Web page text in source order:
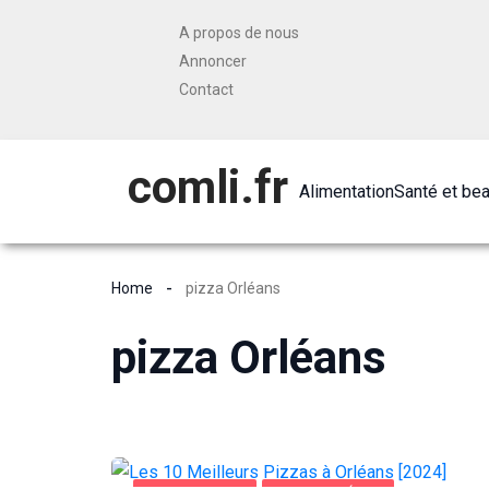
A propos de nous
Annoncer
Contact
comli.fr AlimentationSanté et
Home pizza Orléans
pizza Orléans